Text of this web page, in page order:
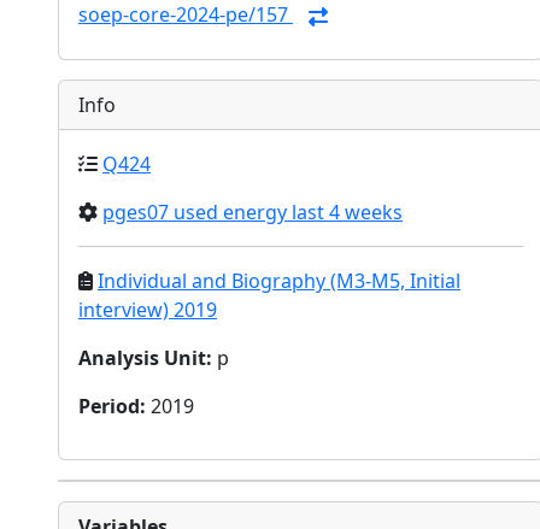
soep-core-2024-pe/157
Info
Q424
pges07 used energy last 4 weeks
Individual and Biography (M3-M5, Initial
interview) 2019
Analysis Unit: p
Period: 2019